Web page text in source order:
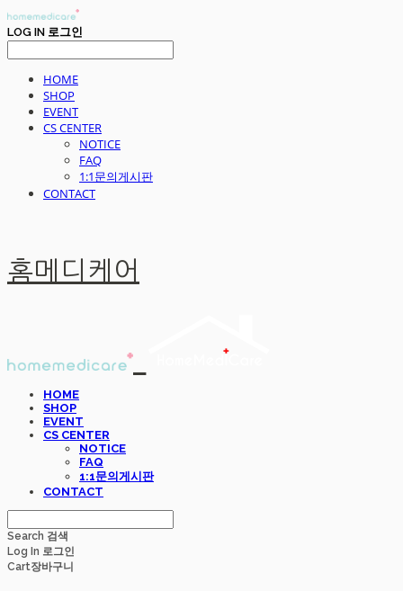
LOG IN 로그인
HOME
SHOP
EVENT
CS CENTER
NOTICE
FAQ
1:1문의게시판
CONTACT
홈메디케어
HOME
SHOP
EVENT
CS CENTER
NOTICE
FAQ
1:1문의게시판
CONTACT
Search 검색
Log In 로그인
Cart장바구니